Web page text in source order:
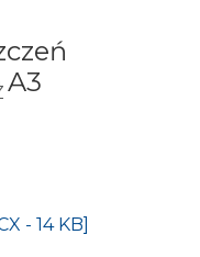
A3
- 14 KB]